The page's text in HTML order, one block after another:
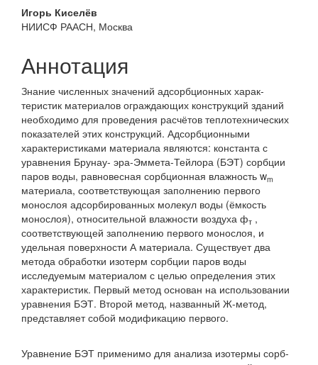
Основное
содержимое
статьи
Игорь Киселёв
НИИСФ РААСН, Москва
Аннотация
Знание численных значений адсорбционных харак­
теристик материалов ограждающих конструкций зданий
необходимо для проведения расчётов теплотехнических
показателей этих конструкций. Адсорбционными
характери­стиками материала являются: константа с
уравнения Брунау- эра-Эммета-Тейлора (БЭТ) сорбции
паров воды, равновесная сорбционная влажность wm
материала, соответствующая за­полнению первого
монослоя адсорбированных молекул воды (ёмкость
монослоя), относительной влажности воздуха фт ,
соответствующей заполнению первого монослоя, и
удельная поверхности А материала. Существует два
метода обработки изотерм сорбции паров воды
исследуемым материалом с це­лью определения этих
характеристик. Первый метод основан на использовании
уравнения БЭТ. Второй метод, названный Ж-метод,
представляет собой модификацию первого.
Уравнение БЭТ применимо для анализа изотермы сорб­